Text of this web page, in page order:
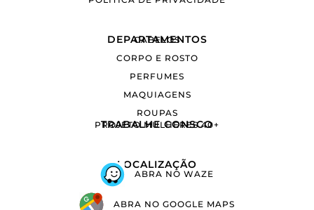
DEPARTAMENTOS
CABELOS
CORPO E ROSTO
PERFUMES
MAQUIAGENS
ROUPAS
TRABALHE CONSCO
PROJETO MULHERES 40+
LOCALIZAÇÃO
ABRA NO WAZE
ABRA NO GOOGLE MAPS